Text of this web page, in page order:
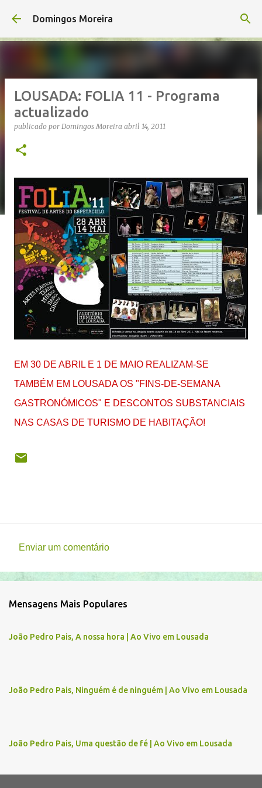
Avançar para o conteúdo principal
Domingos Moreira
LOUSADA: FOLIA 11 - Programa
actualizado
publicado por Domingos Moreira abril 14, 2011
EM 30 DE ABRIL E 1 DE MAIO REALIZAM-SE
TAMBÉM EM LOUSADA OS "FINS-DE-SEMANA
GASTRONÓMICOS" E DESCONTOS SUBSTANCIAIS
NAS CASAS DE TURISMO DE HABITAÇÃO!
o
e
t
i
Enviar um comentário
Mensagens Mais Populares
João Pedro Pais, A nossa hora | Ao Vivo em Lousada
João Pedro Pais, Ninguém é de ninguém | Ao Vivo em Lousada
João Pedro Pais, Uma questão de fé | Ao Vivo em Lousada